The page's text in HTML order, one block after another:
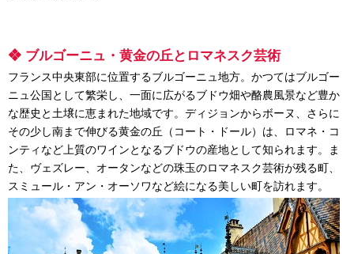
❖ ブルゴーニュ・黄金の丘とロマネスク芸術
フランス中央東部に位置するブルゴーニュ地方。かつてはブルゴー
ニュ公国として繁栄し、一面に広がるブドウ畑や酪農風景など豊か
な歴史と土壌に恵まれた地域です。ディジョンからボーヌ、さらに
その少し南まで伸びる黄金の丘（コート・ドール）は、ロマネ・コ
ンティなど上質のワインとなるブドウの産地として知られます。ま
た、ヴェズレー、オータンなどの珠玉のロマネスク芸術が残る町、
スミュール・アン・オーソワなど絵になる美しい町を訪れます。